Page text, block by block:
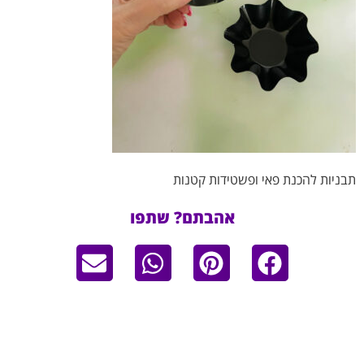
תבניות להכנת פאי ופשטידות קטנות
אהבתם? שתפו